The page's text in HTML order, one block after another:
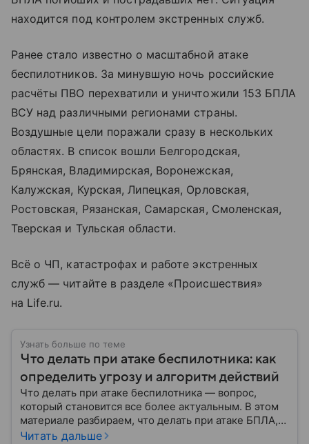
находится под контролем экстренных служб.
Ранее стало известно о масштабной атаке
беспилотников. За минувшую ночь российские
расчёты ПВО перехватили и уничтожили 153 БПЛА
ВСУ над различными регионами страны.
Воздушные цели поражали сразу в нескольких
областях. В список вошли Белгородская,
Брянская, Владимирская, Воронежская,
Калужская, Курская, Липецкая, Орловская,
Ростовская, Рязанская, Самарская, Смоленская,
Тверская и Тульская области.
Всё о ЧП, катастрофах и работе экстренных
служб — читайте в разделе «Происшествия»
на Life.ru.
Узнать больше по теме
Что делать при атаке беспилотника: как
определить угрозу и алгоритм действий
Что делать при атаке беспилотника — вопрос,
который становится все более актуальным. В этом
материале разбираем, что делать при атаке БПЛА,
как распознать угрозу, какие действия предпринять
Читать дальше